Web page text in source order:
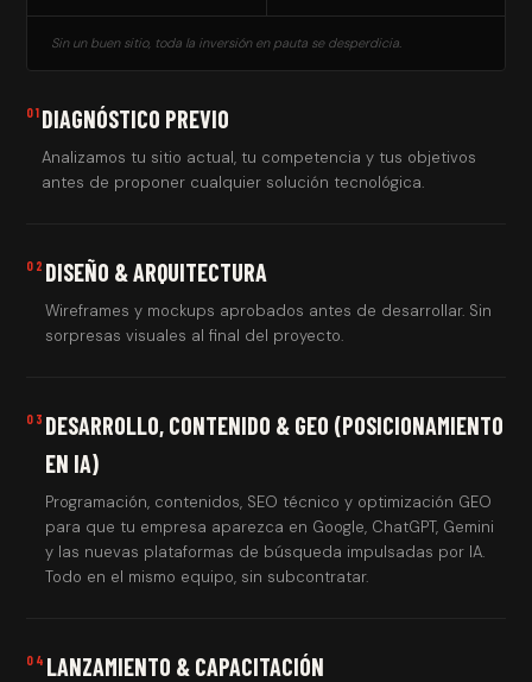
Sin un buen sitio, toda la inversión en pauta se desperdicia.
01 DIAGNÓSTICO PREVIO
Analizamos tu sitio actual, tu competencia y tus objetivos
antes de proponer cualquier solución tecnológica.
02 DISEÑO & ARQUITECTURA
Wireframes y mockups aprobados antes de desarrollar. Sin
sorpresas visuales al final del proyecto.
03 DESARROLLO, CONTENIDO & GEO (POSICIONAMIENTO
EN IA)
Programación, contenidos, SEO técnico y optimización GEO
para que tu empresa aparezca en Google, ChatGPT, Gemini
y las nuevas plataformas de búsqueda impulsadas por IA.
Todo en el mismo equipo, sin subcontratar.
04 LANZAMIENTO & CAPACITACIÓN